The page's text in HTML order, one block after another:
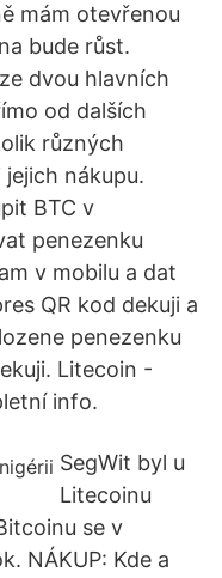
mám otevřenou
bude růst.
dvou hlavních
od dalších
různých
nákupu.
BTC v
penezenku
v mobilu a dat
QR kod dekuji a
penezenku
Litecoin -
info.
SegWit byl u
Litecoinu
se v
NÁKUP: Kde a